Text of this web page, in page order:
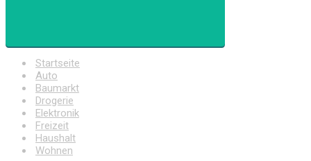
Startseite
Auto
Baumarkt
Drogerie
Elektronik
Freizeit
Haushalt
Wohnen